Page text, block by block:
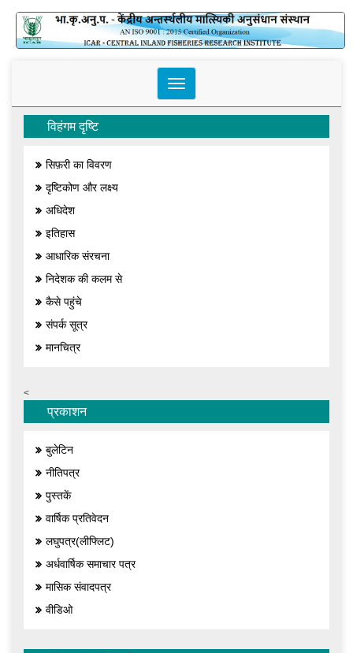
Toggle
navigation
विहंगम दृष्टि
सिफ़री का विवरण
दृष्टिकोण और लक्ष्य
अधिदेश
इतिहास
आधारिक संरचना
निदेशक की कलम से
कैसे पहुंचे
संपर्क सूत्र
मानचित्र
<
प्रकाशन
बुलेटिन
नीतिपत्र
पुस्तकें
वार्षिक प्रतिवेदन
लघुपत्र(लीफ्लिट)
अर्धवार्षिक समाचार पत्र
मासिक संवादपत्र
वीडिओ